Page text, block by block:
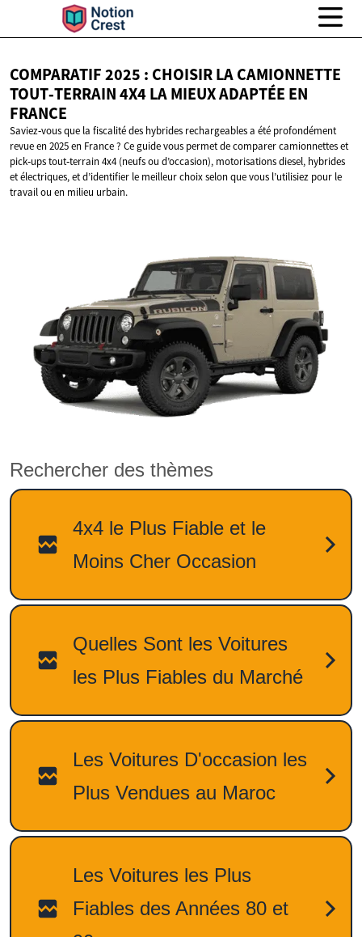
COMPARATIF 2025 : CHOISIR LA CAMIONNETTE
TOUT‑TERRAIN 4X4 LA MIEUX ADAPTÉE EN
FRANCE
Saviez‑vous que la fiscalité des hybrides rechargeables a été profondément
revue en 2025 en France ? Ce guide vous permet de comparer camionnettes et
pick‑ups tout‑terrain 4x4 (neufs ou d’occasion), motorisations diesel, hybrides
et électriques, et d’identifier le meilleur choix selon que vous l’utilisiez pour le
travail ou en milieu urbain.